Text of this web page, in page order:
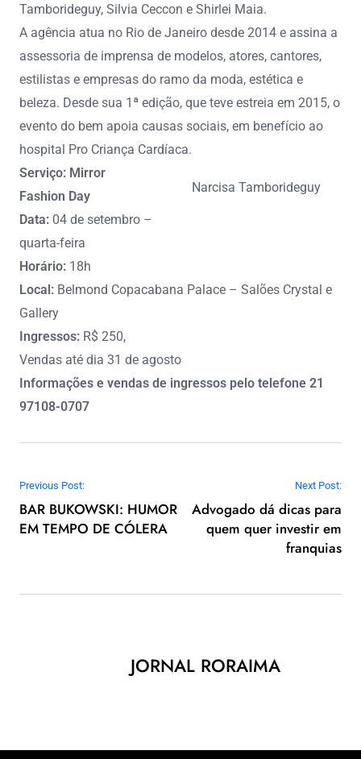
Tamborideguy, Silvia Ceccon e Shirlei Maia.
A agência atua no Rio de Janeiro desde 2014 e assina a
assessoria de imprensa de modelos, atores, cantores,
estilistas e empresas do ramo da moda, estética e
beleza. Desde sua 1ª edição, que teve estreia em 2015, o
evento do bem apoia causas sociais, em benefício ao
hospital Pro Criança Cardíaca.
Narcisa Tamborideguy
Serviço: Mirror
Fashion Day
Data: 04 de setembro –
quarta-feira
Horário: 18h
Local: Belmond Copacabana Palace – Salões Crystal e
Gallery
Ingressos: R$ 250,
Vendas até dia 31 de agosto
Informações e vendas de ingressos pelo telefone 21
97108-0707
Navegação de Post
Previous Post:
BAR BUKOWSKI: HUMOR
EM TEMPO DE CÓLERA
Next Post:
Advogado dá dicas para
quem quer investir em
franquias
JORNAL RORAIMA